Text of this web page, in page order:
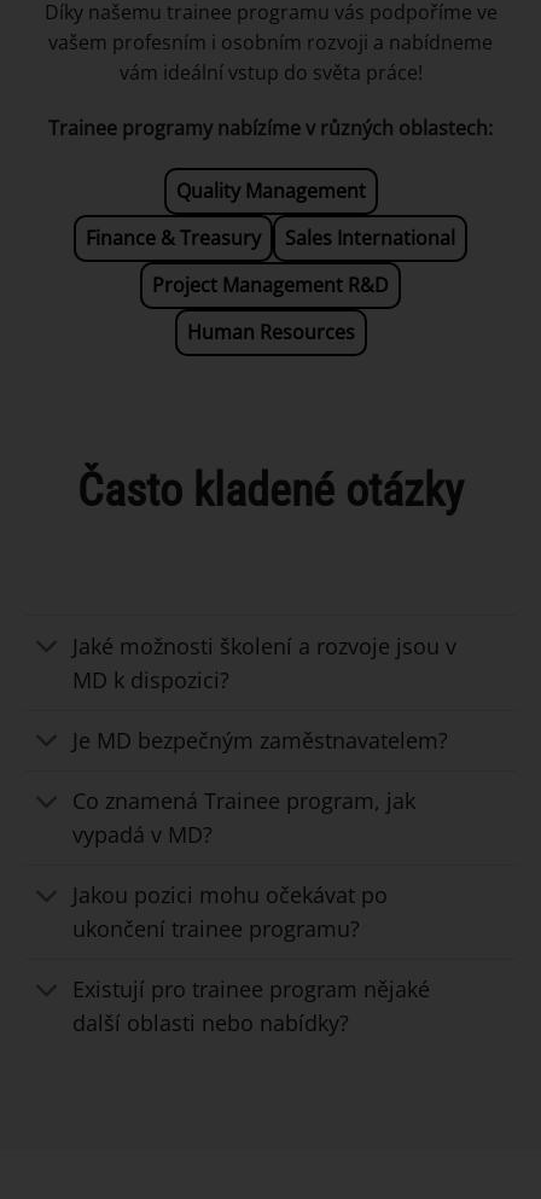
Díky našemu trainee programu vás podpoříme ve
vašem profesním i osobním rozvoji a nabídneme
vám ideální vstup do světa práce!
Trainee programy nabízíme v různých oblastech:
Quality Management
Finance & Treasury
Sales International
Project Management R&D
Human Resources
Často kladené otázky
Jaké možnosti školení a rozvoje jsou v
MD k dispozici?
Je MD bezpečným zaměstnavatelem?
Co znamená Trainee program, jak
vypadá v MD?
Jakou pozici mohu očekávat po
ukončení trainee programu?
Existují pro trainee program nějaké
další oblasti nebo nabídky?